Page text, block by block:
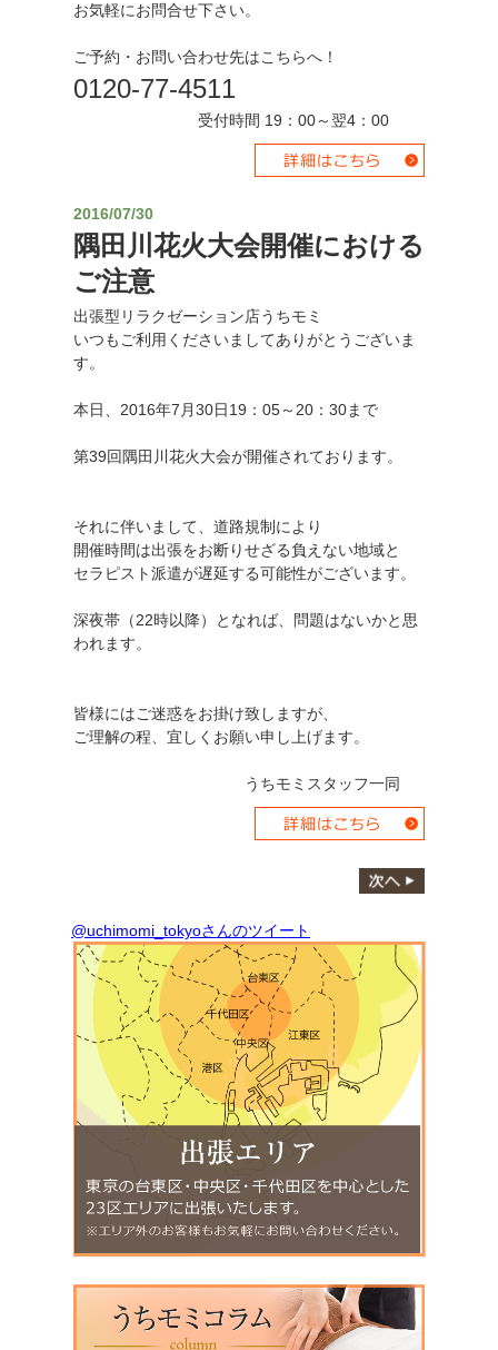
お気軽にお問合せ下さい。
ご予約・お問い合わせ先はこちらへ！
0120-77-4511
受付時間 19：00～翌4：00
2016/07/30
隅田川花火大会開催における
ご注意
出張型リラクゼーション店うちモミ
いつもご利用くださいましてありがとうございま
す。
本日、2016年7月30日19：05～20：30まで
第39回隅田川花火大会が開催されております。
それに伴いまして、道路規制により
開催時間は出張をお断りせざる負えない地域と
セラピスト派遣が遅延する可能性がございます。
深夜帯（22時以降）となれば、問題はないかと思
われます。
皆様にはご迷惑をお掛け致しますが、
ご理解の程、宜しくお願い申し上げます。
うちモミスタッフ一同
@uchimomi_tokyoさんのツイート